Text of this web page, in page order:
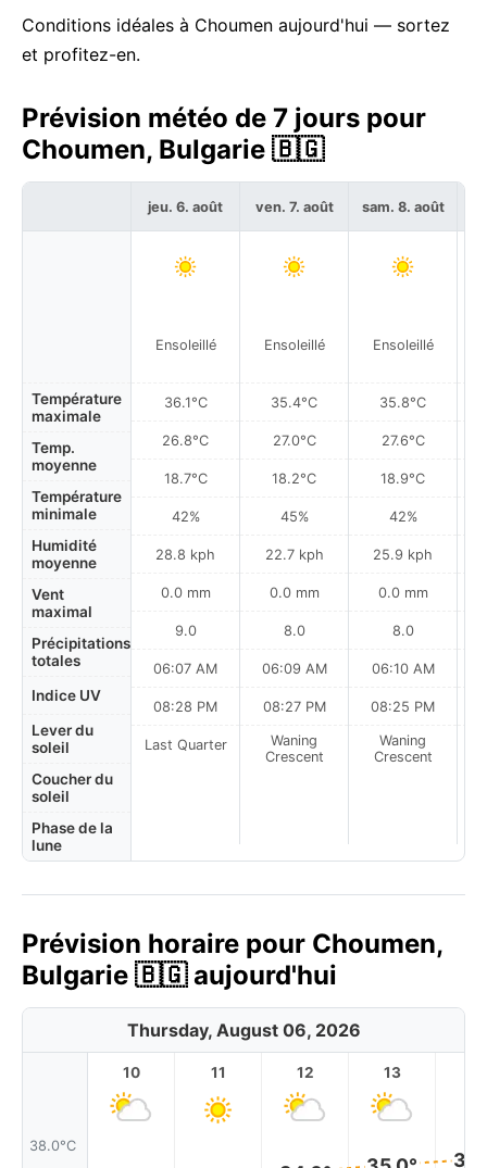
Conditions idéales à Choumen aujourd'hui — sortez
et profitez-en.
Prévision météo de 7 jours pour
Choumen, Bulgarie 🇧🇬
Température
maximale
Temp.
moyenne
Température
minimale
Humidité
moyenne
Vent
maximal
Précipitations
totales
Indice UV
Lever du
soleil
Coucher du
soleil
Phase de la
lune
jeu. 6. août
Ensoleillé
36.1°C
26.8°C
18.7°C
42%
28.8 kph
0.0 mm
9.0
06:07 AM
08:28 PM
Last Quarter
ven. 7. août
Ensoleillé
35.4°C
27.0°C
18.2°C
45%
22.7 kph
0.0 mm
8.0
06:09 AM
08:27 PM
Waning
Crescent
sam. 8. août
Ensoleillé
35.8°C
27.6°C
18.9°C
42%
25.9 kph
0.0 mm
8.0
06:10 AM
08:25 PM
Waning
Crescent
Prévision horaire pour Choumen,
Bulgarie 🇧🇬 aujourd'hui
Thursday, August 06, 2026
38.0°C
10 11 12 13